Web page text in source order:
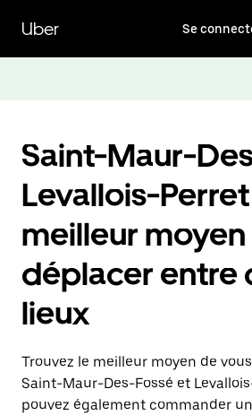
contenu
principal
Uber Se
Saint-Maur-
Levallois-Perret
meilleur
déplacer entre
lieux
Trouvez le meilleur moyen de
Saint-Maur-Des-Fossé et
pouvez également commander